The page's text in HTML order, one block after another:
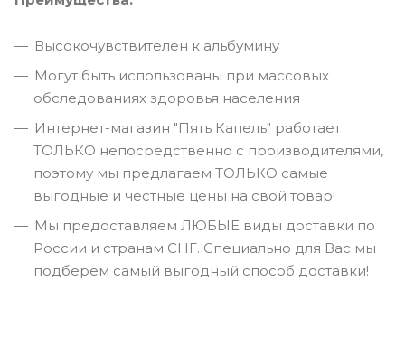
Высокочувствителен к альбумину
Могут быть использованы при массовых
обследованиях здоровья населения
Интернет-магазин "Пять Капель" работает
ТОЛЬКО непосредственно с производителями,
поэтому мы предлагаем ТОЛЬКО самые
выгодные и честные цены на свой товар!
Мы предоставляем ЛЮБЫЕ виды доставки по
России и странам СНГ. Специально для Вас мы
подберем самый выгодный способ доставки!